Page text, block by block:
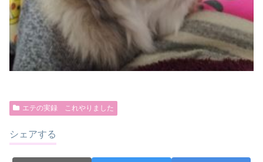
エテの実録 これやりました
シェアする